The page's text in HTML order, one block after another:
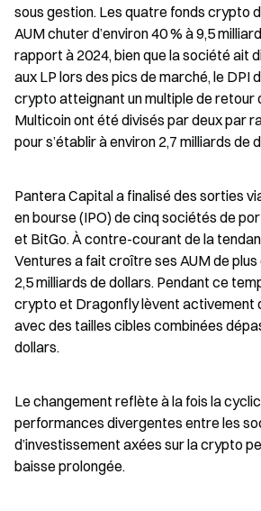
sous gestion. Les quatre fonds crypto
AUM chuter d’environ 40 % à 9,5
rapport à 2024, bien que la société ait
aux LP lors des pics de marché, le DPI
crypto atteignant un multiple de retour
Multicoin ont été divisés par deux par
pour s’établir à environ 2,7 milliards de
Pantera Capital a finalisé des sorties
en bourse (IPO) de cinq sociétés de
et BitGo. À contre-courant de la
Ventures a fait croître ses AUM de plus
2,5 milliards de dollars. Pendant ce
crypto et Dragonfly lèvent activement
avec des tailles cibles combinées
dollars.
Le changement reflète à la fois la
performances divergentes entre les
d’investissement axées sur la crypto
baisse prolongée.